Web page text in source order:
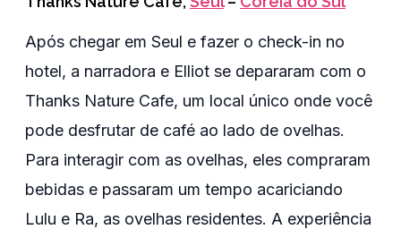
Após chegar em Seul e fazer o check-in no
hotel, a narradora e Elliot se depararam com o
Thanks Nature Cafe, um local único onde você
pode desfrutar de café ao lado de ovelhas.
Para interagir com as ovelhas, eles compraram
bebidas e passaram um tempo acariciando
Lulu e Ra, as ovelhas residentes. A experiência